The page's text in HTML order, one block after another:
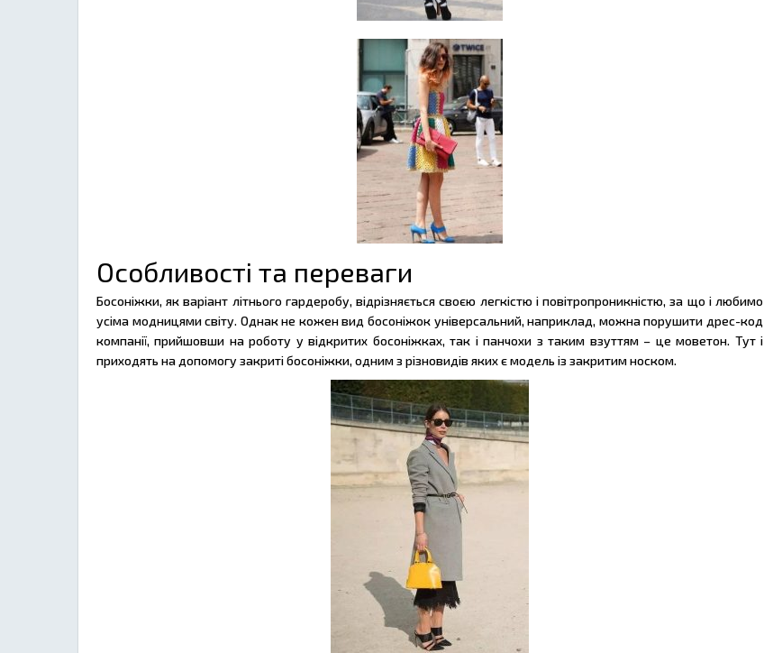
Особливості та переваги
Босоніжки, як варіант літнього гардеробу, відрізняється своєю легкістю і повітропроникністю, за що і любимо
усіма модницями світу. Однак не кожен вид босоніжок універсальний, наприклад, можна порушити дрес-код
компанії, прийшовши на роботу у відкритих босоніжках, так і панчохи з таким взуттям – це моветон. Тут і
приходять на допомогу закриті босоніжки, одним з різновидів яких є модель із закритим носком.